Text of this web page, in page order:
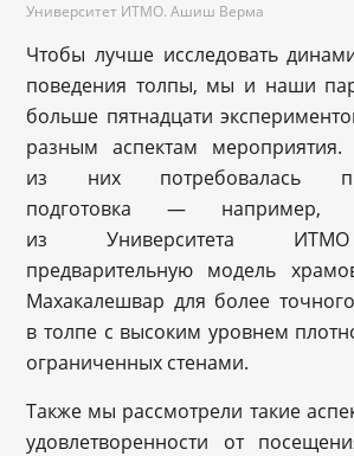
Университет ИТМО. Ашиш Верма
Чтобы лучше исследовать
поведения толпы, мы и наши
больше пятнадцати
разным аспектам
из них потребовалась
подготовка — например,
из Университета ИТМО
предварительную модель
Махакалешвар для более
в толпе с высоким уровнем
ограниченных стенами.
Также мы рассмотрели такие
удовлетворенности от